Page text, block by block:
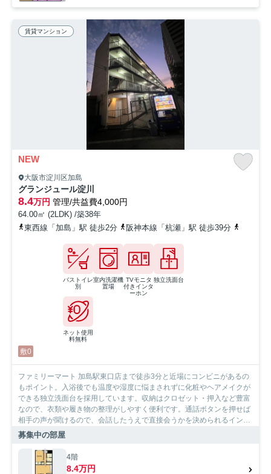
賃貸マンション
NEW
大阪市淀川区加島
グランジュール淀川
8.4万円 管理/共益費4,000円
64.00㎡ (2LDK) /築38年
東西線「加島」駅 徒歩2分
阪神本線「杭瀬」駅 徒歩39分
バストイレ
別
室内洗濯機
置場
TVモニタ
付きインタ
ーホン
独立洗面台
ネット使用
料無料
敷0
ファミリーマート 加島駅東口店まで徒歩3分と近場にコンビニがあるの
もポイント。入浴後でも温度や湿度に悩まされずに化粧やヘアメイクが
できる独立洗面台を採用しています。収納はクロゼット・押入など豊富
なので、衣類や履き物の整理がしやすく便利です。通話ボタンを押せば
相手の声が聞けるので、会話したうえで直接会うかを決められるインタ
ーホンが付いております。駐輪場付き物件です。SumoSumoお問い合わ
せ窓口では、お客様に満足していただけるお部屋のご提供を心掛けてお
ります。大阪市淀川区へお引っ越しなら、まずはお気軽にお問い合わせ
ください。
募集中の部屋
4階
8.4万円